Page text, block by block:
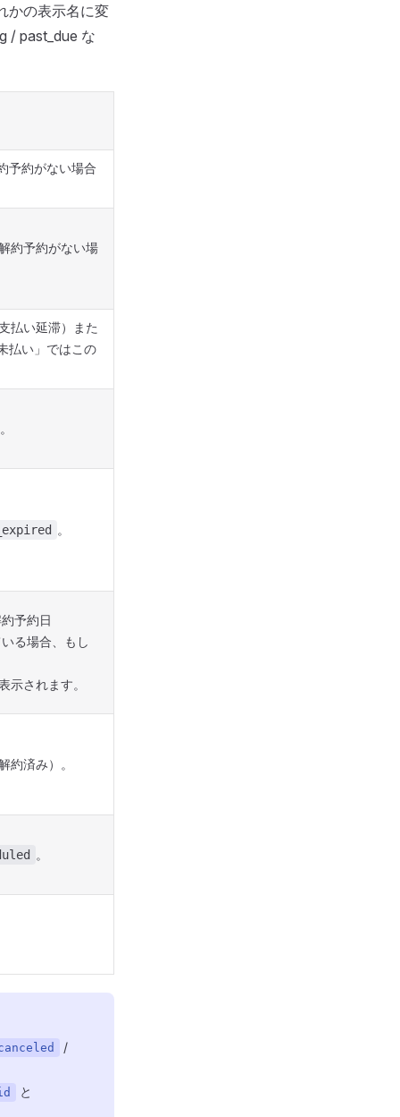
かの表示名に変
/ past_due な
予約がない場合
約予約がない場
支払い延滞）また
払い」ではこの
。
。
予約日
る場合、もし
示されます。
解約済み）。
。
/
と